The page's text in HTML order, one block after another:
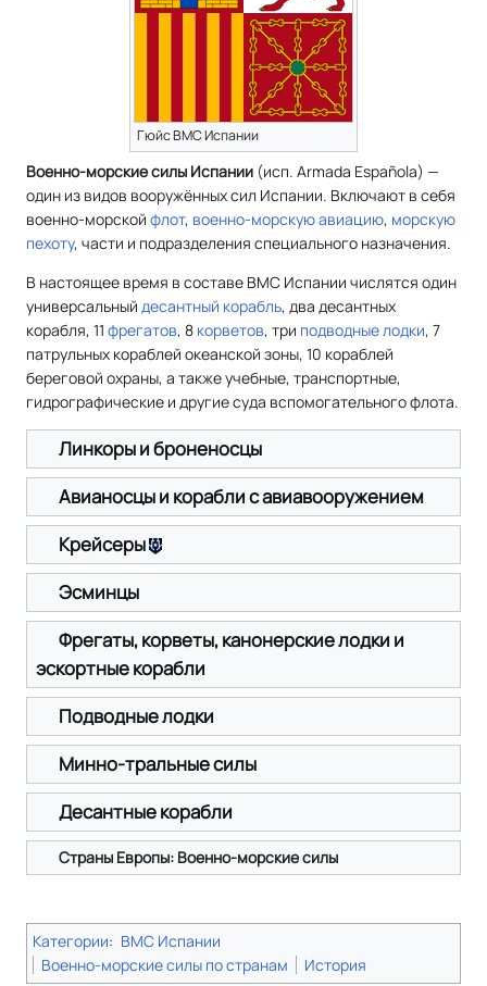
Гюйс ВМС Испании
Военно-морские силы Испании (исп. Armada Española) —
один из видов вооружённых сил Испании. Включают в себя
военно-морской флот, военно-морскую авиацию, морскую
пехоту, части и подразделения специального назначения.
В настоящее время в составе ВМС Испании числятся один
универсальный десантный корабль, два десантных
корабля, 11 фрегатов, 8 корветов, три подводные лодки, 7
патрульных кораблей океанской зоны, 10 кораблей
береговой охраны, а также учебные, транспортные,
гидрографические и другие суда вспомогательного флота.
Линкоры и броненосцы
Авианосцы и корабли с авиавооружением
Крейсеры
Эсминцы
Фрегаты, корветы, канонерские лодки и
эскортные корабли
Подводные лодки
Минно-тральные силы
Десантные корабли
Страны Европы: Военно-морские силы
Категории: ВМС Испании
Военно-морские силы по странам
История